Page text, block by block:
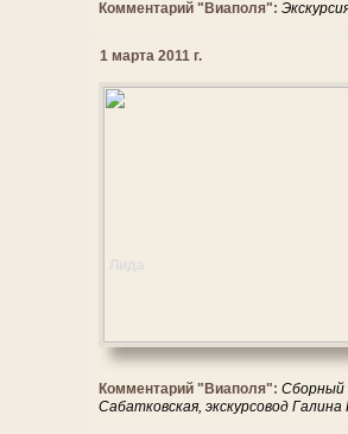
Комментарий "Виаполя":
1 марта 2011 г.
Комментарий "Виаполя": Сборный
Сабатковская, экскурсовод Галина